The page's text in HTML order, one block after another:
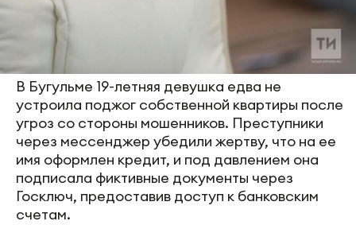
В Бугульме 19-летняя девушка едва не
устроила поджог собственной квартиры после
угроз со стороны мошенников. Преступники
через мессенджер убедили жертву, что на ее
имя оформлен кредит, и под давлением она
подписала фиктивные документы через
Госключ, предоставив доступ к банковским
счетам.